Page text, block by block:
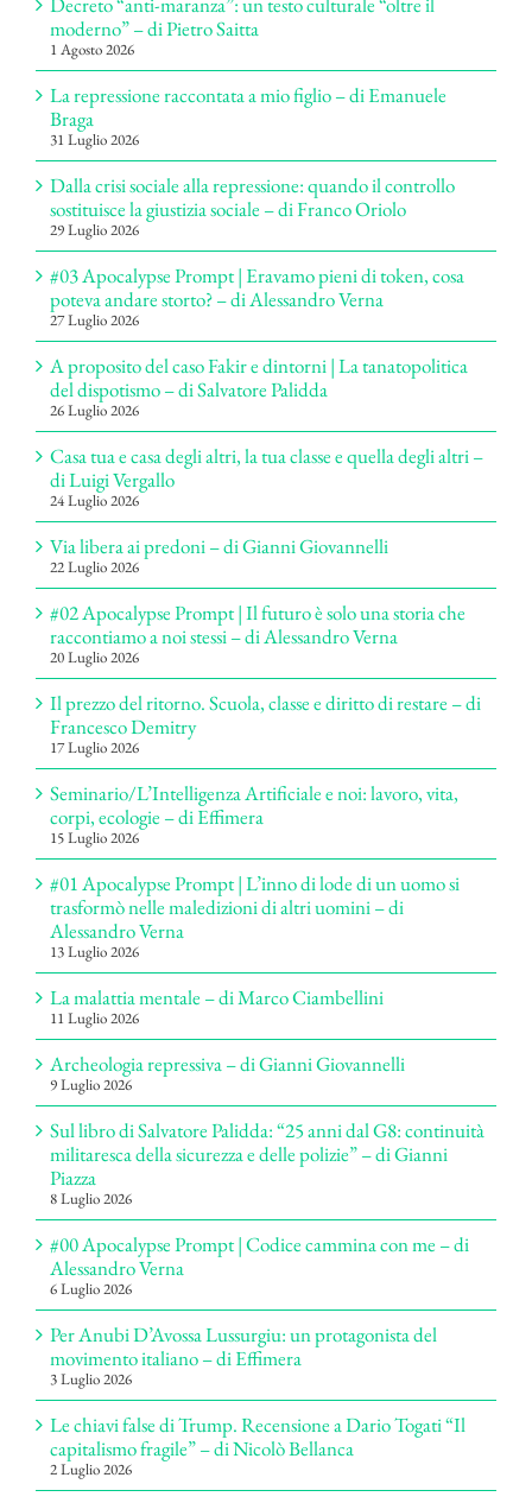
moderno” – di Pietro Saitta
1 Agosto 2026
La repressione raccontata a mio figlio – di Emanuele
Braga
31 Luglio 2026
Dalla crisi sociale alla repressione: quando il controllo
sostituisce la giustizia sociale – di Franco Oriolo
29 Luglio 2026
#03 Apocalypse Prompt | Eravamo pieni di token, cosa
poteva andare storto? – di Alessandro Verna
27 Luglio 2026
A proposito del caso Fakir e dintorni | La tanatopolitica
del dispotismo – di Salvatore Palidda
26 Luglio 2026
Casa tua e casa degli altri, la tua classe e quella degli altri –
di Luigi Vergallo
24 Luglio 2026
Via libera ai predoni – di Gianni Giovannelli
22 Luglio 2026
#02 Apocalypse Prompt | Il futuro è solo una storia che
raccontiamo a noi stessi – di Alessandro Verna
20 Luglio 2026
Il prezzo del ritorno. Scuola, classe e diritto di restare – di
Francesco Demitry
17 Luglio 2026
Seminario/L’Intelligenza Artificiale e noi: lavoro, vita,
corpi, ecologie – di Effimera
15 Luglio 2026
#01 Apocalypse Prompt | L’inno di lode di un uomo si
trasformò nelle maledizioni di altri uomini – di
Alessandro Verna
13 Luglio 2026
La malattia mentale – di Marco Ciambellini
11 Luglio 2026
Archeologia repressiva – di Gianni Giovannelli
9 Luglio 2026
Sul libro di Salvatore Palidda: “25 anni dal G8: continuità
militaresca della sicurezza e delle polizie” – di Gianni
Piazza
8 Luglio 2026
#00 Apocalypse Prompt | Codice cammina con me – di
Alessandro Verna
6 Luglio 2026
Per Anubi D’Avossa Lussurgiu: un protagonista del
movimento italiano – di Effimera
3 Luglio 2026
Le chiavi false di Trump. Recensione a Dario Togati “Il
capitalismo fragile” – di Nicolò Bellanca
2 Luglio 2026